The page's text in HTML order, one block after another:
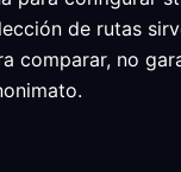
de rutas
comparar, no